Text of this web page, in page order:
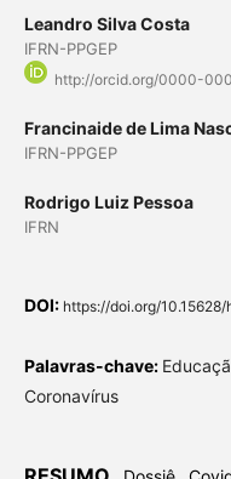
Leandro Silva Costa
IFRN-PPGEP
http://orcid.org/0000-
Francinaide de Lima
IFRN-PPGEP
Rodrigo Luiz Pessoa
IFRN
DOI: https://doi.org/10.15628/
Palavras-chave:
Coronavírus